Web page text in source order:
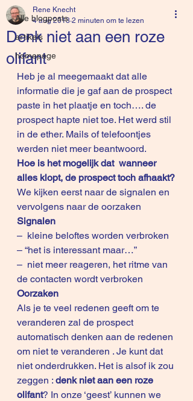
Alle blogposts
artikels
homepage
Denk niet aan een roze
olifant
Rene Knecht
4 aug 2013 2 minuten om te lezen
Heb je al meegemaakt dat alle
informatie die je gaf aan de prospect
paste in het plaatje en toch…. de
prospect hapte niet toe. Het werd stil
in de ether. Mails of telefoontjes
werden niet meer beantwoord.
Hoe is het mogelijk dat  wanneer
alles klopt, de prospect toch afhaakt?
We kijken eerst naar de signalen en
vervolgens naar de oorzaken
Signalen
–  kleine beloftes worden verbroken
– “het is interessant maar…”
–  niet meer reageren, het ritme van
de contacten wordt verbroken
Oorzaken
Als je te veel redenen geeft om te
veranderen zal de prospect
automatisch denken aan de redenen
om niet te veranderen . Je kunt dat
niet onderdrukken. Het is alsof ik zou
zeggen : denk niet aan een roze
olifant? In onze ‘geest’ kunnen we